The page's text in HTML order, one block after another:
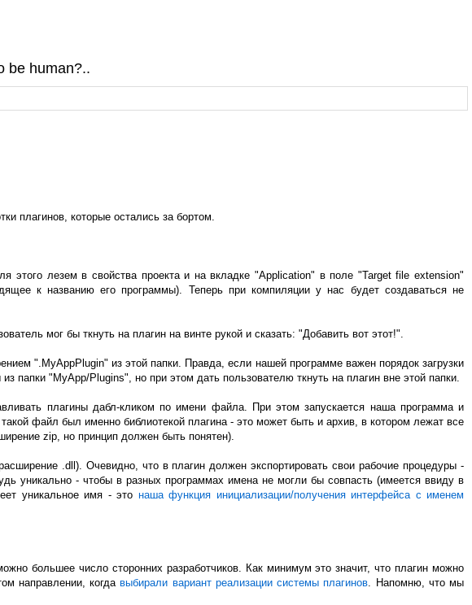
be human?..
плагинов, которые остались за бортом.
этого лезем в свойства проекта и на вкладке "Application" в поле "Target file extension"
к названию его программы). Теперь при компиляции у нас будет создаваться не
мог бы ткнуть на плагин на винте рукой и сказать: "Добавить вот этот!".
".MyAppPlugin" из этой папки. Правда, если нашей программе важен порядок загрузки
папки "MyApp/Plugins", но при этом дать пользователю ткнуть на плагин вне этой папки.
плагины дабл-кликом по имени файла. При этом запускается наша программа и
файл был именно библиотекой плагина - это может быть и архив, в котором лежат все
zip, но принцип должен быть понятен).
.dll). Очевидно, что в плагин должен экспортировать свои рабочие процедуры -
уникально - чтобы в разных программах имена не могли бы совпасть (имеется ввиду в
уникальное имя - это наша функция инициализации/получения интерфейса с именем
большее число сторонних разработчиков. Как минимум это значит, что плагин можно
направлении, когдавыбирали вариант реализации системы плагинов. Напомню, что мы